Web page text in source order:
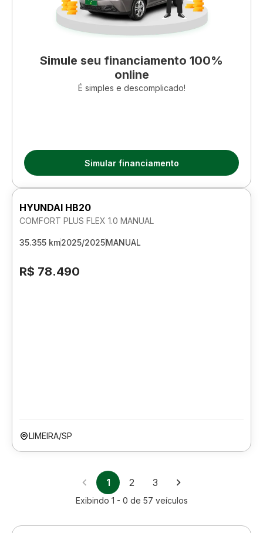
Simule seu financiamento 100%
online
É simples e descomplicado!
Simular financiamento
HYUNDAI HB20
COMFORT PLUS FLEX 1.0 MANUAL
35.355 km2025/2025MANUAL
R$ 78.490
LIMEIRA/SP
1 2 3
Exibindo 1 - 0 de 57 veículos